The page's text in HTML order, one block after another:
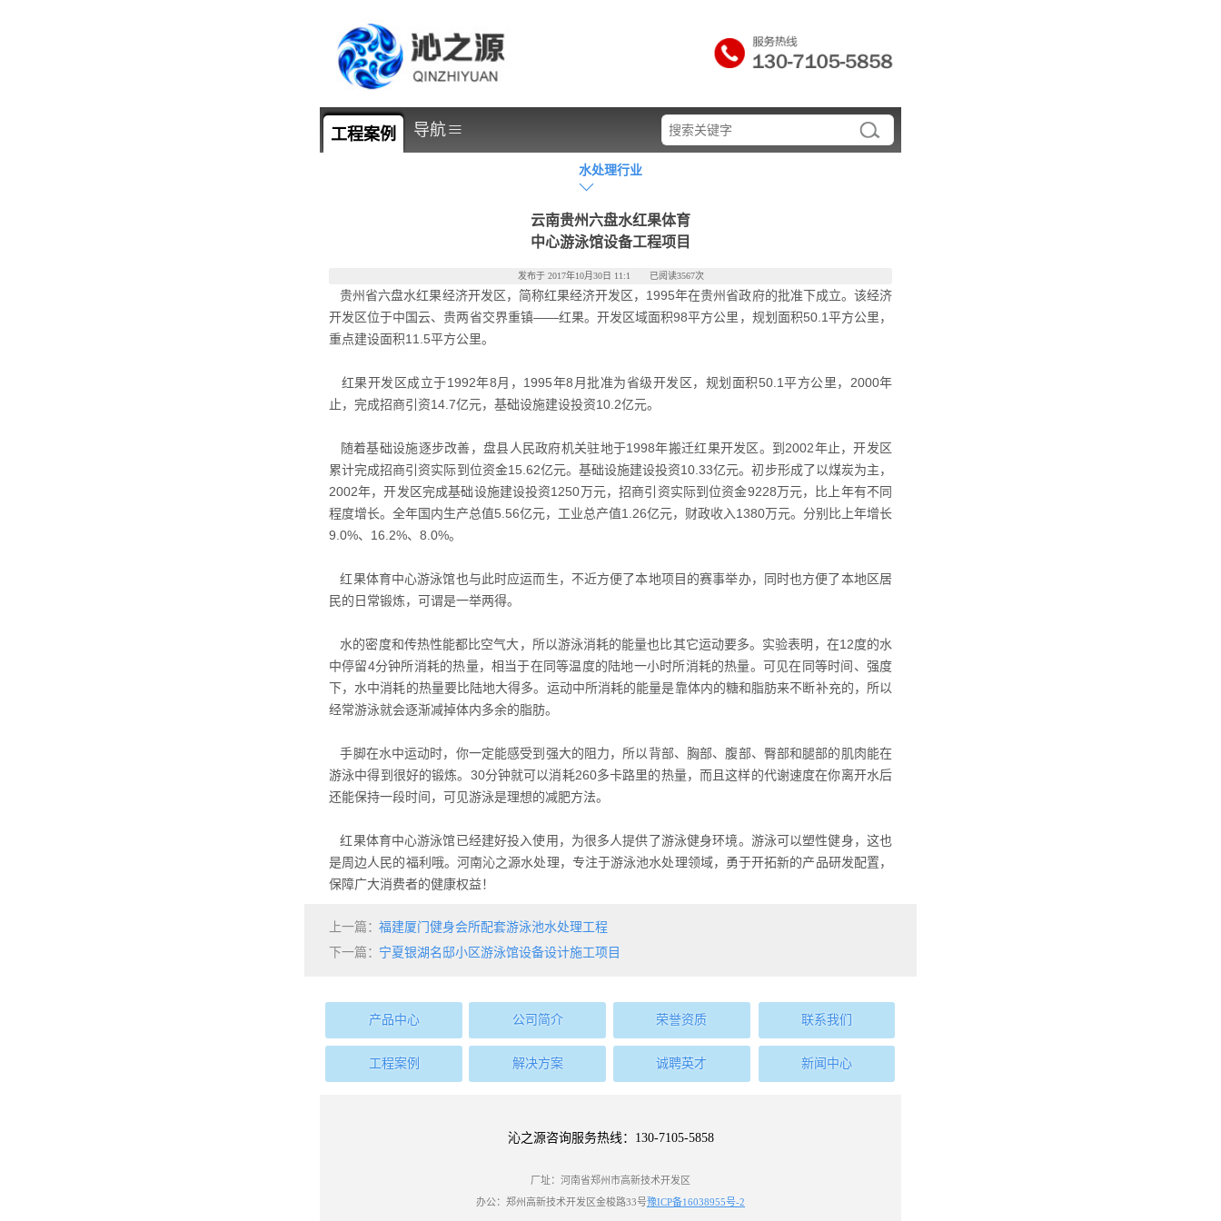
工程案例 导航≡
水处理行业
云南贵州六盘水红果体育
中心游泳馆设备工程项目
发布于 2017年10月30日 11:1 已阅读3567次
贵州省六盘水红果经济开发区，简称红果经济开发区，1995年在贵州省政府的批准下成立。该经济
开发区位于中国云、贵两省交界重镇——红果。开发区域面积98平方公里，规划面积50.1平方公里，
重点建设面积11.5平方公里。
红果开发区成立于1992年8月，1995年8月批准为省级开发区，规划面积50.1平方公里，2000年
止，完成招商引资14.7亿元，基础设施建设投资10.2亿元。
随着基础设施逐步改善，盘县人民政府机关驻地于1998年搬迁红果开发区。到2002年止，开发区
累计完成招商引资实际到位资金15.62亿元。基础设施建设投资10.33亿元。初步形成了以煤炭为主，
2002年，开发区完成基础设施建设投资1250万元，招商引资实际到位资金9228万元，比上年有不同
程度增长。全年国内生产总值5.56亿元，工业总产值1.26亿元，财政收入1380万元。分别比上年增长
9.0%、16.2%、8.0%。
红果体育中心游泳馆也与此时应运而生，不近方便了本地项目的赛事举办，同时也方便了本地区居
民的日常锻炼，可谓是一举两得。
水的密度和传热性能都比空气大，所以游泳消耗的能量也比其它运动要多。实验表明，在12度的水
中停留4分钟所消耗的热量，相当于在同等温度的陆地一小时所消耗的热量。可见在同等时间、强度
下，水中消耗的热量要比陆地大得多。运动中所消耗的能量是靠体内的糖和脂肪来不断补充的，所以
经常游泳就会逐渐减掉体内多余的脂肪。
手脚在水中运动时，你一定能感受到强大的阻力，所以背部、胸部、腹部、臀部和腿部的肌肉能在
游泳中得到很好的锻炼。30分钟就可以消耗260多卡路里的热量，而且这样的代谢速度在你离开水后
还能保持一段时间，可见游泳是理想的减肥方法。
红果体育中心游泳馆已经建好投入使用，为很多人提供了游泳健身环境。游泳可以塑性健身，这也
是周边人民的福利哦。河南沁之源水处理，专注于游泳池水处理领域，勇于开拓新的产品研发配置，
保障广大消费者的健康权益！
上一篇：福建厦门健身会所配套游泳池水处理工程
下一篇： 宁夏银湖名邸小区游泳馆设备设计施工项目
产品中心 公司简介 荣誉资质 联系我们
工程案例 解决方案 诚聘英才 新闻中心
沁之源咨询服务热线：130-7105-5858
厂址：河南省郑州市高新技术开发区
办公：郑州高新技术开发区金梭路33号豫ICP备16038955号-2